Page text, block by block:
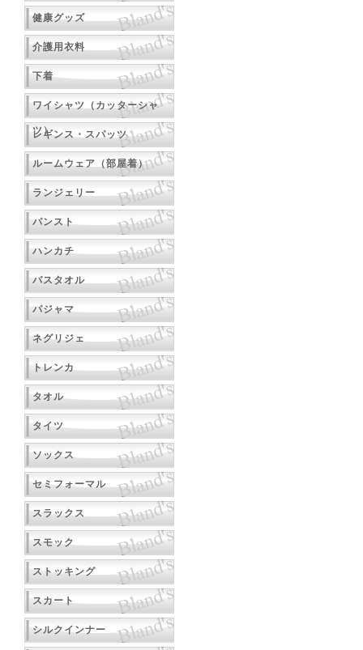
健康グッズ
介護用衣料
下着
ワイシャツ（カッターシャ
ツ）
レギンス・スパッツ
ルームウェア（部屋着）
ランジェリー
パンスト
ハンカチ
バスタオル
パジャマ
ネグリジェ
トレンカ
タオル
タイツ
ソックス
セミフォーマル
スラックス
スモック
ストッキング
スカート
シルクインナー